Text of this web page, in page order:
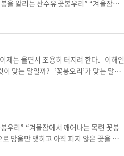
을 알리는 산수유 꽃봉우리” “겨울잠에
꽃봉오리’라 해야 한다. ㉡‘꽃멍울’은 어
과 같은 의미다. ㉢‘산봉오리’ 역시 틀린
뜻이다. “활짝 핀 매화꽃과 산봉우리 운
이는 말이다. ‘꽃봉오리’를 생각하면 ‘몽
인다. 혹 ‘망우리’라 하는 사람도 있는데
제는 울면서 조용히 터지려 한다. 이해인
이 맞는 말일까? ‘꽃봉오리’가 맞는 말이
봉우리’는 없는 말이다. ‘봉우리’는 ‘산
관을 연출했다” 등처럼 사용된다. 문제
모양을 닮은 ‘몽오리’가 맞는 말이라 생
”처럼 쓰인다. 정리하면 ‘꽃망울’ ‘꽃봉
봉오리 산수유 꽃봉오리 목련 꽃봉오리
우리” “겨울잠에서 깨어나는 목련 꽃봉
망울만 맺히고 아직 피지 않은 꽃을 뜻한